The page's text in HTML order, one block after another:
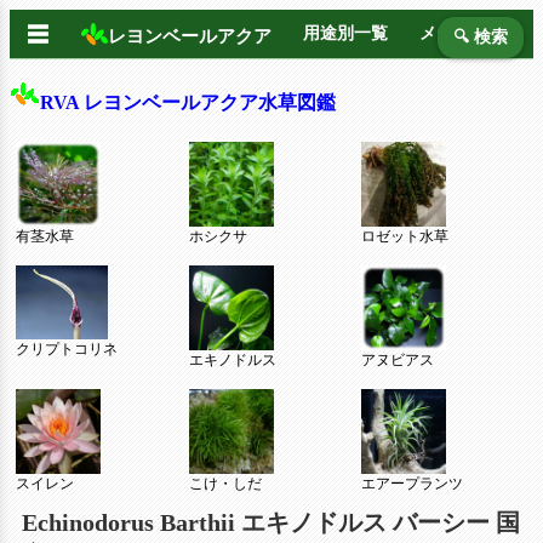
☰ レヨンベールアクア 用途別一覧 メーカー別
🔍 検索
RVA レヨンベールアクア水草図鑑
有茎水草 ホシクサ ロゼット水草
クリプトコリネ
エキノドルス アヌビアス
スイレン こけ・しだ エアープランツ
Echinodorus Barthii エキノドルス バーシー 国